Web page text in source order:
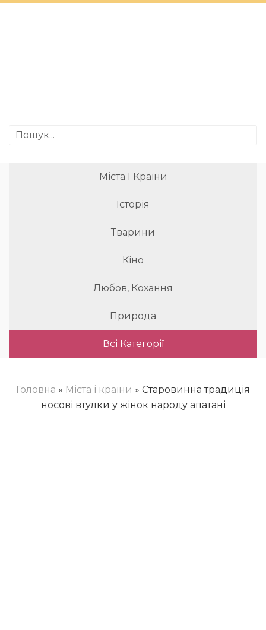
Міста І Країни
Історія
Тварини
Кіно
Любов, Кохання
Природа
Всі Категорії
Головна » Міста і країни » Старовинна традиція
носові втулки у жінок народу апатані